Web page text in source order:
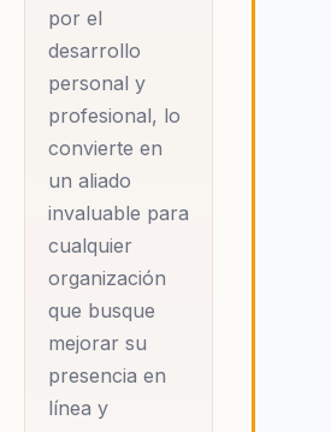
estructurado que
permite a los
profesionales
destacar y ser
reconocidos en sus
respectivos campos.
A través de sus
charlas, Guillermo
no solo comparte
conocimientos, sino
que también inspira
un cambio de
por el
desarrollo
personal y
profesional, lo
convierte en
un aliado
invaluable para
cualquier
organización
que busque
mejorar su
presencia en
línea y